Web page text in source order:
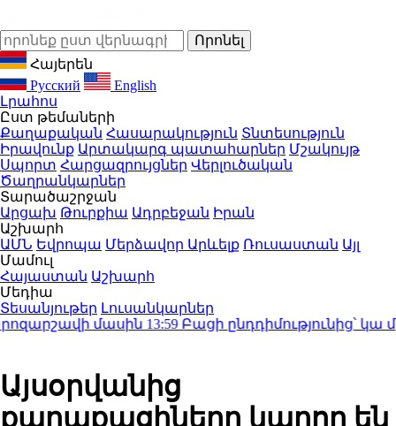
Հայերեն
Русский
English
Լրահոս
Ըստ թեմաների
Քաղաքական Հասարակություն Տնտեսություն
Իրավունք Արտակարգ պատահարներ Մշակույթ
Սպորտ Հարցազրույցներ Վերլուծական
Ծաղրանկարներ
Տարածաշրջան
Արցախ Թուրքիա Ադրբեջան Իրան
Աշխարհ
ԱՄՆ Եվրոպա Մերձավոր Արևելք Ռուսաստան Այլ
Մամուլ
Հայաստան Աշխարհ
Մեդիա
Տեսանյութեր Լուսանկարներ
մասին13:59 Բացի ընդդիմությունից՝ կա մի
Այսօրվանից
քաղաքացիները կարող են